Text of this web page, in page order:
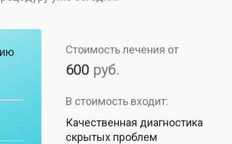
Стоимость лечения от
600 руб.
В стоимость входит:
Качественная диагностика
скрытых проблем